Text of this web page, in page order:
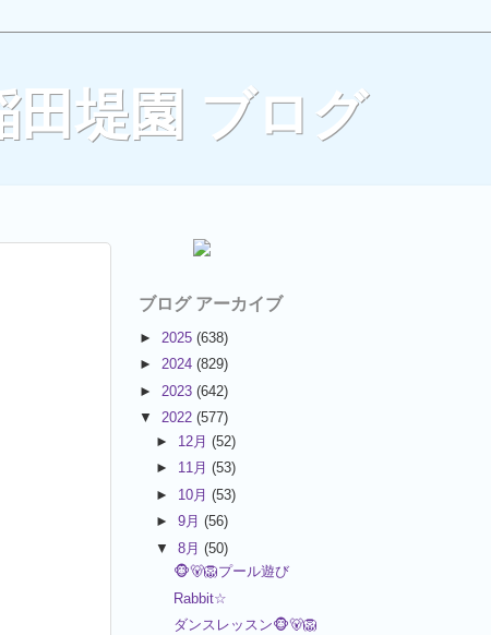
田堤園 ブログ
ブログ アーカイブ
► 2025 (638)
► 2024 (829)
► 2023 (642)
▼ 2022 (577)
► 12月(52)
► 11月(53)
► 10月(53)
►9月(56)
▼8月(50)
🐵🐻🦁プール遊び
Rabbit☆
ダンスレッスン🐵🐻🦁